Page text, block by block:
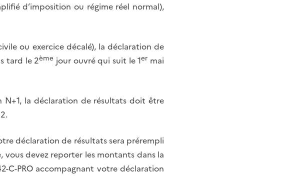
d’imposition ou régime réel normal),
ou exercice décalé), la déclaration de
tard le 2ème jour ouvré qui suit le 1er mai
la déclaration de résultats doit être
déclaration de résultats sera prérempli
vous devez reporter les montants dans la
C-PRO accompagnant votre déclaration